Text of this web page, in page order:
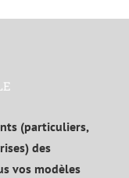
(particuliers,
des
vos modèles